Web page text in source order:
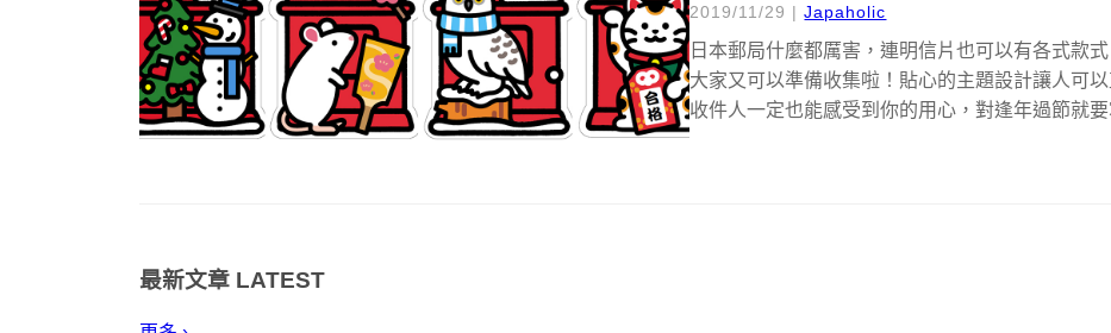
2019/11/29 |Japaholic
日本郵局什麼都厲害，連明信片也可以有各式款
大家又可以準備收集啦！貼心的主題設計讓人可
收件人一定也能感受到你的用心，對逢年過節就
最新文章 LATEST